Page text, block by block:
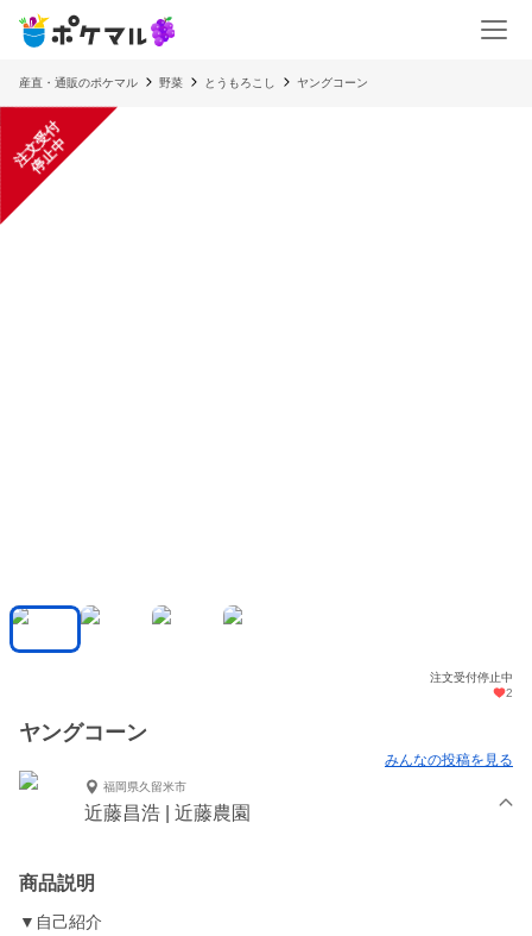
産直・通販のポケマル 野菜 とうもろこし ヤングコーン
注
文
受
付
停
止
中
注文受付停止中
2
ヤングコーン
みんなの投稿を見る
福岡県久留米市
近藤昌浩 | 近藤農園
商品説明
▼自己紹介